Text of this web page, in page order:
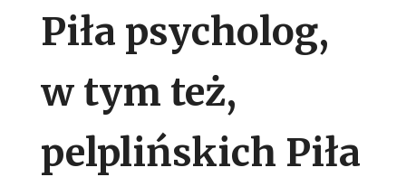
Piła psycholog,
w tym też,
pelplińskich Piła